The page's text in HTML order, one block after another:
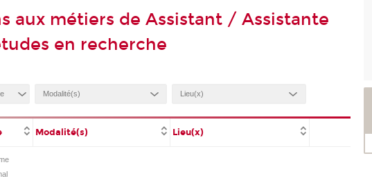
aux métiers de Assistant / Assistante
en recherche
Modalité(s) Lieu(x)